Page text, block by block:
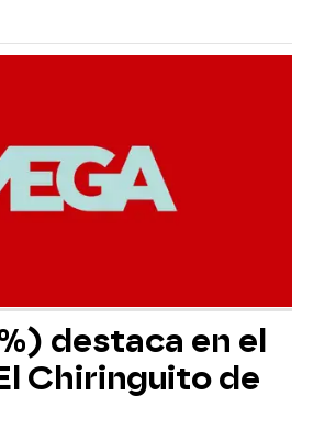
destaca en el
Chiringuito de